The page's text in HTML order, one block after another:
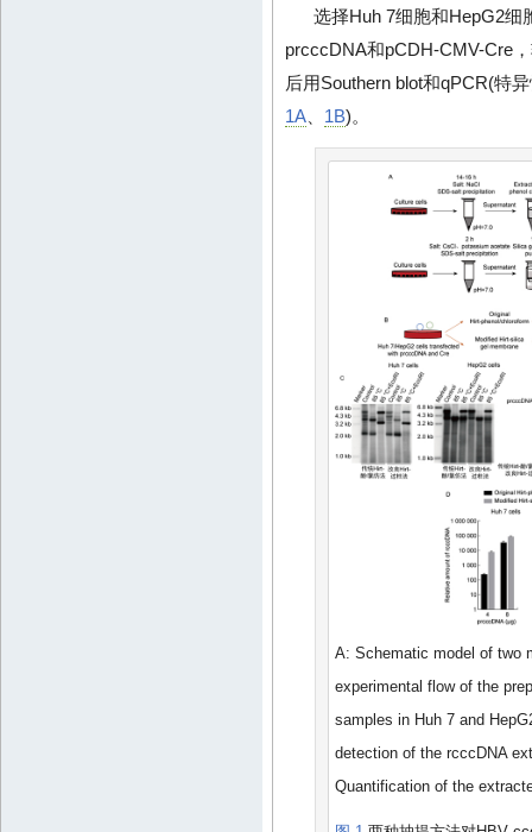
选择Huh 7细胞和HepG2细
prcccDNA和pCDH-CMV-Cre
后用Southern blot和qPCR(特
1A
1B)。
A: Schematic model of two
experimental flow of the
samples in Huh 7 and
detection of the rcccDNA
Quantification of the